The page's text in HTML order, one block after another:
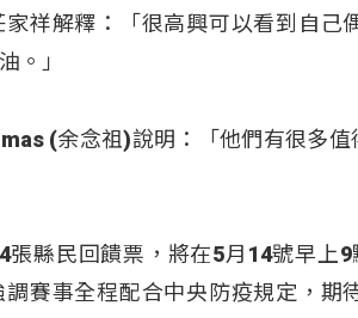
祥解釋：「很高興可以看到自己
。」
(余念祖)說明：「他們有很多
張縣民回饋票，將在5月14號早上
賽事全程配合中央防疫規定，期